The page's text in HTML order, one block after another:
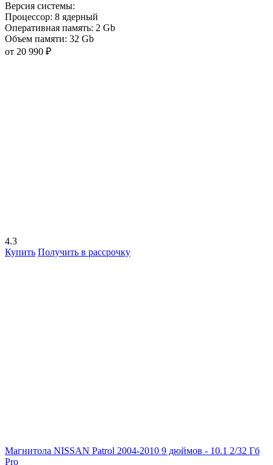
Версия системы:
Процессор: 8 ядерный
Оперативная память: 2 Gb
Объем памяти: 32 Gb
от 20 990 ₽
4.3
Купить Получить в рассрочку
Магнитола NISSAN Patrol 2004-2010 9 дюймов - 10.1 2/32 Гб
Pro